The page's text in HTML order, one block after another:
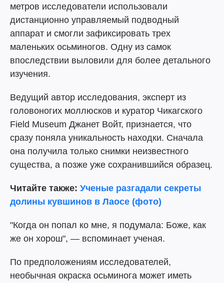
метров исследователи использовали
дистанционно управляемый подводный
аппарат и смогли зафиксировать трех
маленьких осьминогов. Одну из самок
впоследствии выловили для более детального
изучения.
Ведущий автор исследования, эксперт из
головоногих моллюсков и куратор Чикагского
Field Museum Джанет Войт, признается, что
сразу поняла уникальность находки. Сначала
она получила только снимки неизвестного
существа, а позже уже сохранившийся образец.
Читайте также: Ученые разгадали секреты
долины кувшинов в Лаосе (фото)
"Когда он попал ко мне, я подумала: Боже, как
же он хорош", — вспоминает ученая.
По предположениям исследователей,
необычная окраска осьминога может иметь